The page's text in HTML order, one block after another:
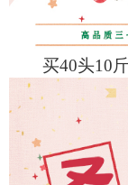
买40头10